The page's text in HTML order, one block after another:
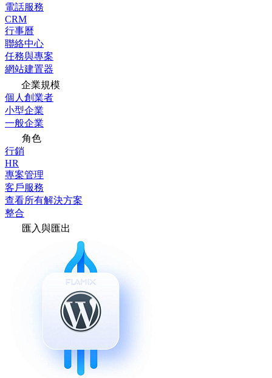
電話服務
CRM
行事曆
聯絡中心
任務與專案
網站建置器
企業規模
個人創業者
小型企業
一般企業
角色
行銷
HR
專案管理
客戶服務
查看所有解決方案
整合
匯入與匯出